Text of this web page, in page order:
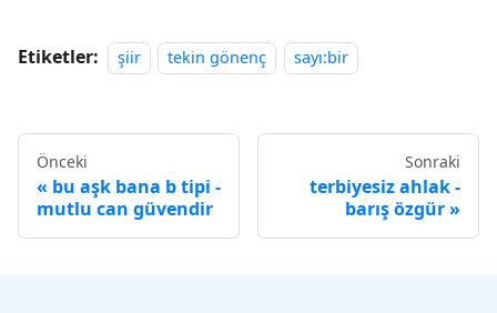
Etiketler: şiir tekin gönenç sayı:bir
Önceki
bu aşk bana b tipi -
mutlu can güvendir
Sonraki
terbiyesiz ahlak -
barış özgür